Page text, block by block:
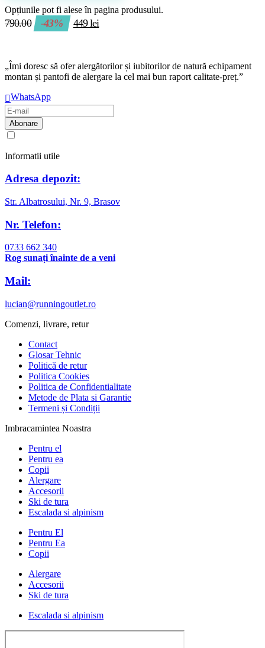
Opțiunile pot fi alese în pagina produsului.
790.00 -43% 449lei
„Îmi doresc să ofer alergătorilor și iubitorilor de natură echipament
montan și pantofi de alergare la cel mai bun raport calitate-preț.”
WhatsApp
Informatii utile
Adresa depozit:
Str. Albatrosului, Nr. 9, Brasov
Nr. Telefon:
0733 662 340
Rog sunați înainte de a veni
Mail:
lucian@runningoutlet.ro
Comenzi, livrare, retur
Contact
Glosar Tehnic
Politică de retur
Politica Cookies
Politica de Confidentialitate
Metode de Plata si Garantie
Termeni și Condiții
Imbracamintea Noastra
Pentru el
Pentru ea
Copii
Alergare
Accesorii
Ski de tura
Escalada si alpinism
Pentru El
Pentru Ea
Copii
Alergare
Accesorii
Ski de tura
Escalada si alpinism